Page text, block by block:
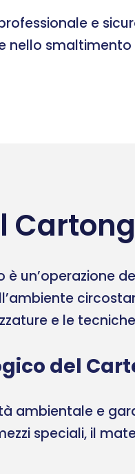
e
nello
è un’operazione
e le
del
ambientale e
speciali, il